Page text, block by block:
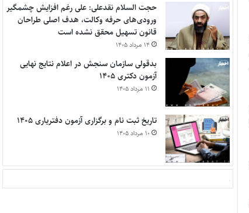
حجت السلام نقدعلی: علی رغم افزایش چشمگیر
ورودی‌های حرفه وکالت، هدف اصلی طراحان
قانون تسهیل محقق نشده است
۱۴ مرداد ۱۴۰۵
بدقولی سازمان سنجش در اعلام نتایج نهایی
آزمون دکتری ۱۴۰۵
۱۱ مرداد ۱۴۰۵
تاریخ ثبت نام و برگزاری آزمون دفتریاری ۱۴۰۵
۱۰ مرداد ۱۴۰۵